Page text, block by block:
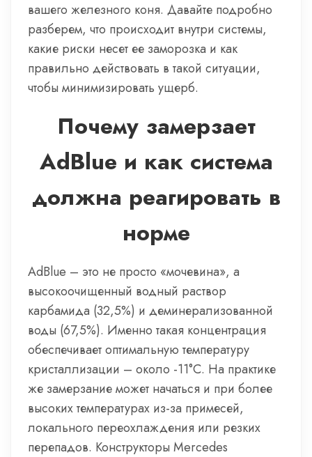
вашего железного коня. Давайте подробно
разберем, что происходит внутри системы,
какие риски несет ее заморозка и как
правильно действовать в такой ситуации,
чтобы минимизировать ущерб.
Почему замерзает
AdBlue и как система
должна реагировать в
норме
AdBlue – это не просто «мочевина», а
высокоочищенный водный раствор
карбамида (32,5%) и деминерализованной
воды (67,5%). Именно такая концентрация
обеспечивает оптимальную температуру
кристаллизации – около -11°C. На практике
же замерзание может начаться и при более
высоких температурах из-за примесей,
локального переохлаждения или резких
перепадов. Конструкторы Mercedes